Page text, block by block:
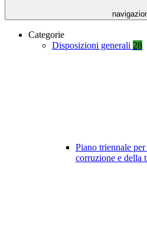
Categorie
Disposizioni generali 28
Piano triennale
corruzione e della